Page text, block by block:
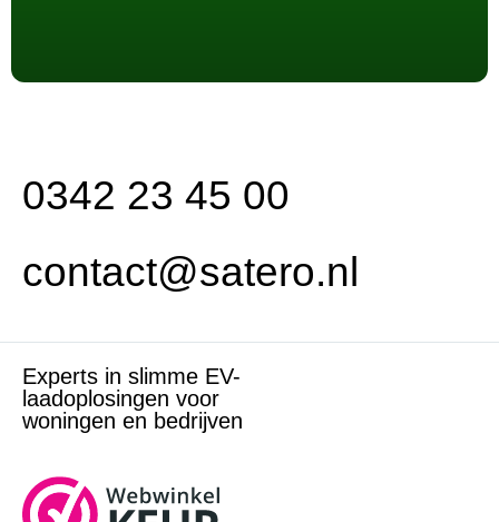
0342 23 45 00
contact@satero.nl
Experts in slimme EV-
laadoplosingen voor
woningen en bedrijven